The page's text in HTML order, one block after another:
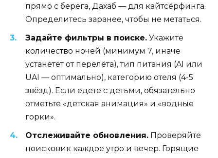
прямо с берега, Дахаб — для кайтсёрфинга.
Определитесь заранее, чтобы не метаться.
Задайте фильтры в поиске. Укажите
количество ночей (минимум 7, иначе
устанетет от перелёта), тип питания (AI или
UAI — оптимально), категорию отеля (4-5
звёзд). Если едете с детьми, обязательно
отметьте «детская анимация» и «водные
горки».
Отслеживайте обновления. Проверяйте
поисковик каждое утро и вечер. Горящие